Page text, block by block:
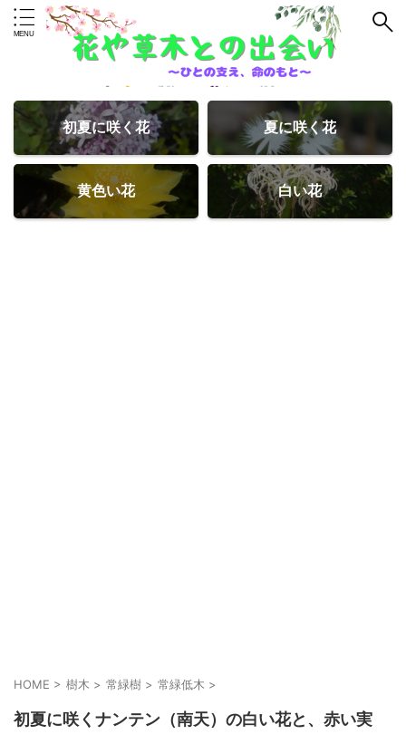
初夏に咲く花 夏に咲く花
黄色い花 白い花
HOME > 樹木 > 常緑樹 > 常緑低木 >
初夏に咲くナンテン（南天）の白い花と、赤い実